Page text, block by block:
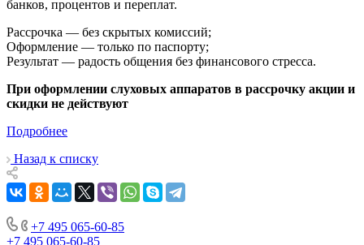
банков, процентов и переплат.
Рассрочка — без скрытых комиссий;
Оформление — только по паспорту;
Результат — радость общения без финансового стресса.
При оформлении слуховых аппаратов в рассрочку акции и
скидки не действуют
Подробнее
Назад к списку
+7 495 065-60-85
+7 495 065-60-85